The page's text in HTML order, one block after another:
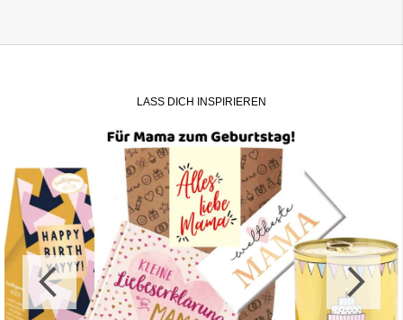
LASS DICH INSPIRIEREN